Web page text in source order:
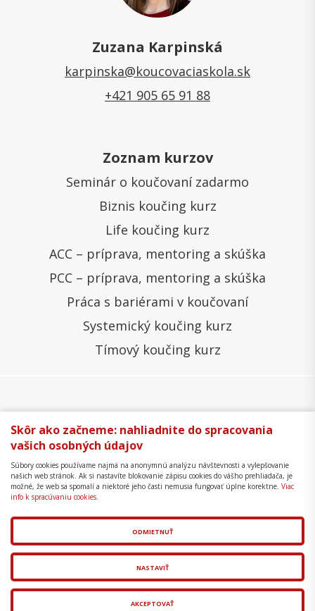
Zuzana Karpinská
karpinska@koucovaciaskola.sk
+421 905 65 91 88
Zoznam kurzov
Seminár o koučovaní zadarmo
Biznis koučing kurz
Life koučing kurz
ACC – príprava, mentoring a skúška
PCC – príprava, mentoring a skúška
Práca s bariérami v koučovaní
Systemický koučing kurz
Tímový koučing kurz
Všeobecné obchodné podmienky
Správa cookies
Ochrana osobných údajov
Formulár na odstúpenie
Mapa stránky
Copyright © 2018 - 2026 Business Coaching College,
s.r.o.
aredakčný systém
spol. s r.o.
Skôr ako začneme: nahliadnite do spracovania
vašich osobných údajov
Súbory cookies používame najmä na anonymnú analýzu návštevnosti a vylepšovanie
našich web stránok. Ak si nastavíte blokovanie zápisu cookies do vášho prehliadača, je
možné, že web sa spomalí a niektoré jeho časti nemusia fungovať úplne korektne. Viac
info k spracúvaniu cookies.
ODMIETNUŤ
NASTAVIŤ
AKCEPTOVAŤ